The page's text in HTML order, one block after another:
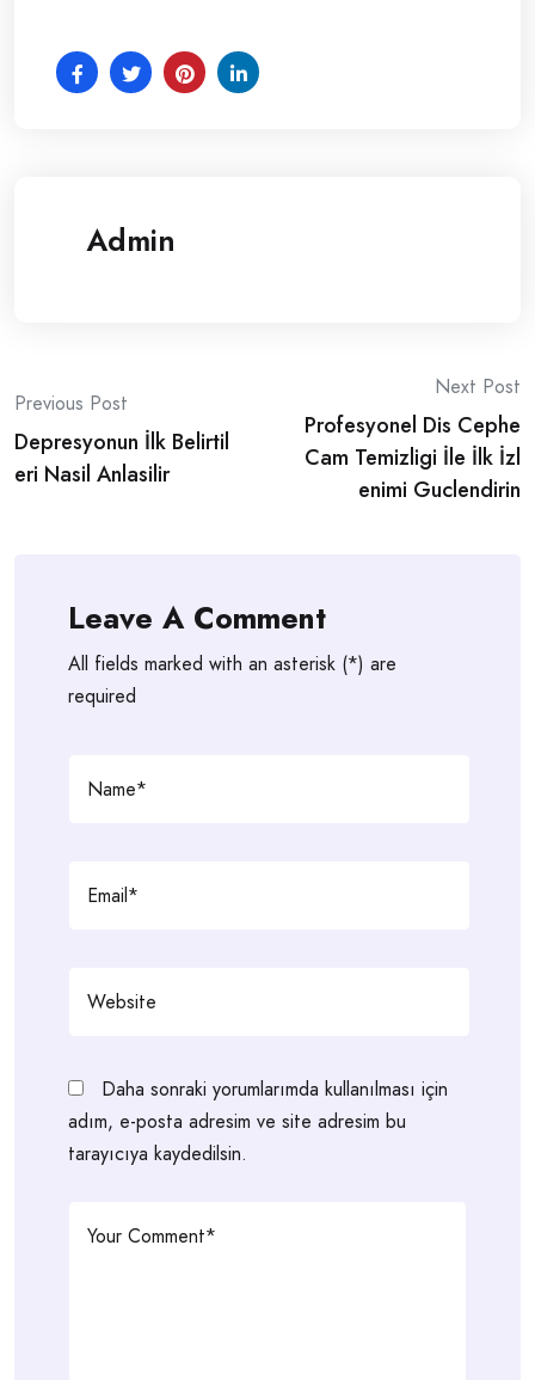
Admin
Post
navigation
Previous Post
Depresyonun İlk Belirtil
eri Nasil Anlasilir
Next Post
Profesyonel Dis Cephe
Cam Temizligi İle İlk İzl
enimi Guclendirin
Leave A Comment
All fields marked with an asterisk (*) are
required
Daha sonraki yorumlarımda kullanılması için
adım, e-posta adresim ve site adresim bu
tarayıcıya kaydedilsin.